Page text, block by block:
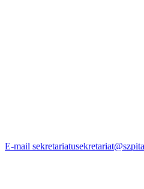
E-mail sekretariatu